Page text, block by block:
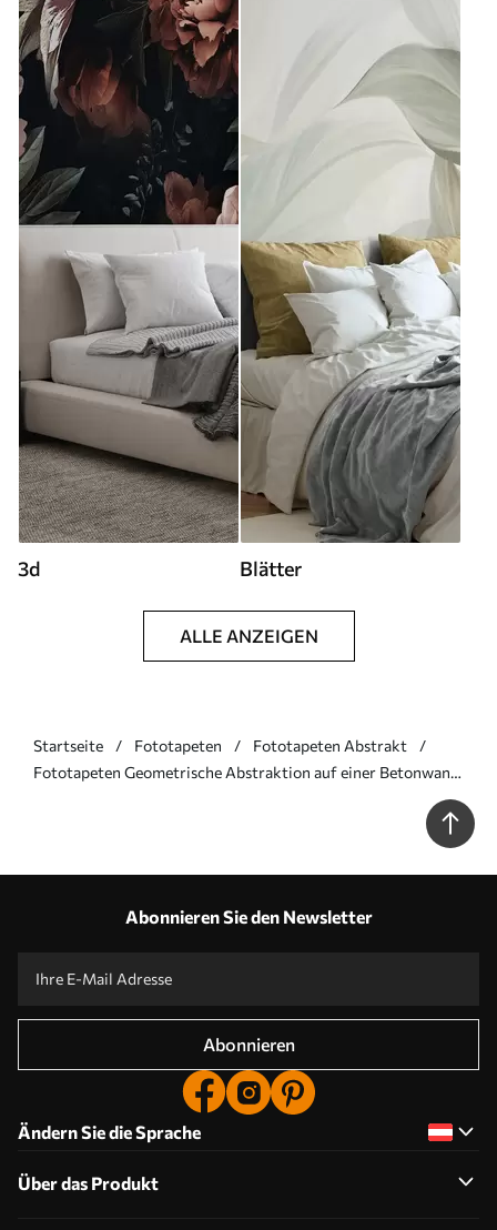
3d Blätter
ALLE ANZEIGEN
Startseite Fototapeten
Fototapeten Abstrakt
Fototapeten Geometrische Abstraktion auf einer Betonwand
Abonnieren Sie den Newsletter
Abonnieren
Ändern Sie die Sprache
Über das Produkt